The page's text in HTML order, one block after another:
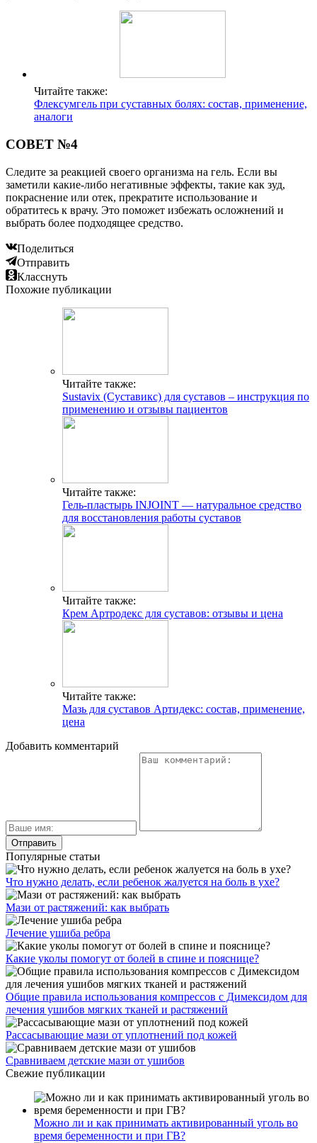
Читайте также:
Флексумгель при суставных болях: состав, применение,
аналоги
СОВЕТ №4
Следите за реакцией своего организма на гель. Если вы
заметили какие-либо негативные эффекты, такие как зуд,
покраснение или отек, прекратите использование и
обратитесь к врачу. Это поможет избежать осложнений и
выбрать более подходящее средство.
Поделиться
Отправить
Класснуть
Похожие публикации
Читайте также:
Sustavix (Суставикс) для суставов – инструкция по
применению и отзывы пациентов
Читайте также:
Гель-пластырь INJOINT — натуральное средство
для восстановления работы суставов
Читайте также:
Крем Артродекс для суставов: отзывы и цена
Читайте также:
Мазь для суставов Артидекс: состав, применение,
цена
Добавить комментарий
Популярные статьи
Что нужно делать, если ребенок жалуется на боль в ухе?
Мази от растяжений: как выбрать
Лечение ушиба ребра
Какие уколы помогут от болей в спине и пояснице?
Общие правила использования компрессов с Димексидом для
лечения ушибов мягких тканей и растяжений
Рассасывающие мази от уплотнений под кожей
Сравниваем детские мази от ушибов
Свежие публикации
Можно ли и как принимать активированный уголь во
время беременности и при ГВ?